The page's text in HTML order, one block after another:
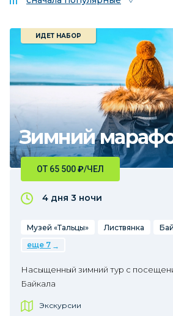
Зимний
ИДЕТ НАБОР
ОТ 65 500₽/ЧЕЛ
4 дня 3 ночи
Музей «Тальцы» Листвянка
еще 7
Насыщенный зимний тур с
Байкала
Экскурсии